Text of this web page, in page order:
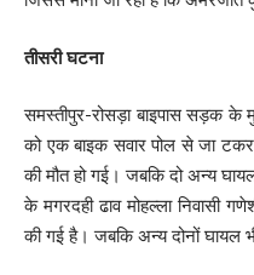
तीसरी घटना
समस्तीपुर-रोसड़ा बाइपास सड़क के
को एक बाइक सवार पोल से जा
की मौत हो गई। जबकि दो अन्य
के मगरदही ढाव मोहल्ला निवासी
की गई है। जबकि अन्य दोनों घायल